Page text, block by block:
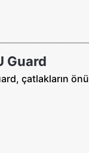
Guard
çatlakların